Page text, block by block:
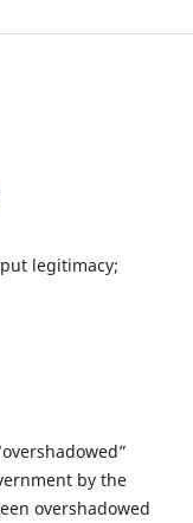
legitimacy;
by the
overshadowed